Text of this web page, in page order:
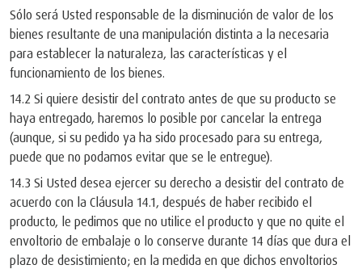
Sólo será Usted responsable de la disminución de valor de los
bienes resultante de una manipulación distinta a la necesaria
para establecer la naturaleza, las características y el
funcionamiento de los bienes.
14.2 Si quiere desistir del contrato antes de que su producto se
haya entregado, haremos lo posible por cancelar la entrega
(aunque, si su pedido ya ha sido procesado para su entrega,
puede que no podamos evitar que se le entregue).
14.3 Si Usted desea ejercer su derecho a desistir del contrato de
acuerdo con la Cláusula 14.1, después de haber recibido el
producto, le pedimos que no utilice el producto y que no quite el
envoltorio de embalaje o lo conserve durante 14 días que dura el
plazo de desistimiento; en la medida en que dichos envoltorios